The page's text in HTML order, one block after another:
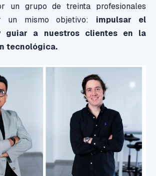
un grupo de treinta profesionales
un mismo objetivo: impulsar el
guiar a nuestros clientes en la
tecnológica.